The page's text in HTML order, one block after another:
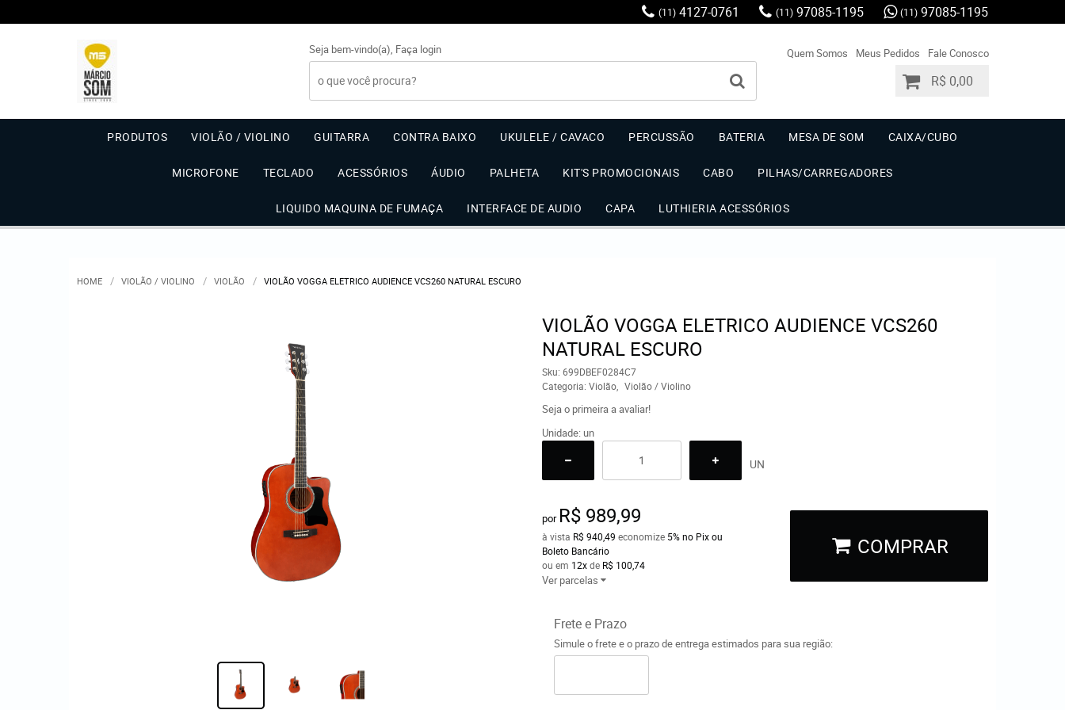
(11) 4127-0761 (11) 97085-1195 (11) 97085-1195
Seja bem-vindo(a), Faça login Quem Somos Meus Pedidos Fale Conosco
R$ 0,00
PRODUTOS VIOLÃO / VIOLINO GUITARRA CONTRA BAIXO UKULELE / CAVACO PERCUSSÃO BATERIA MESA DE SOM CAIXA/CUBO
MICROFONE TECLADO ACESSÓRIOS ÁUDIO PALHETA KIT'S PROMOCIONAIS CABO PILHAS/CARREGADORES
LIQUIDO MAQUINA DE FUMAÇA INTERFACE DE AUDIO CAPA LUTHIERIA ACESSÓRIOS
HOME VIOLÃO / VIOLINO VIOLÃO VIOLÃO VOGGA ELETRICO AUDIENCE VCS260 NATURAL ESCURO
VIOLÃO VOGGA ELETRICO AUDIENCE VCS260
NATURAL ESCURO
Sku: 699DBEF0284C7
Categoria: Violão Violão / Violino
Seja o primeira a avaliar!
Unidade: un
UN
por R$ 989,99
à vista R$ 940,49 economize 5% no Pix ou
Boleto Bancário
ou em 12xde R$ 100,74
Ver parcelas
COMPRAR
Frete e Prazo
Simule o frete e o prazo de entrega estimados para sua região: